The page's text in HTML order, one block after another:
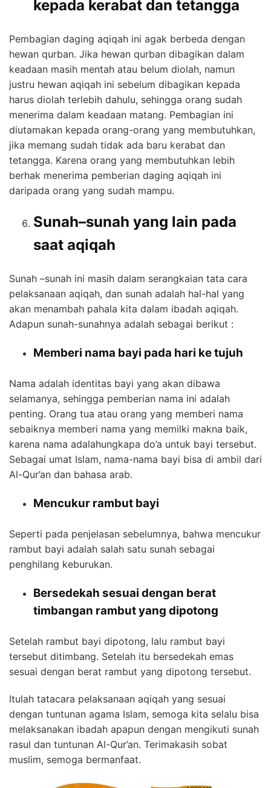
kepada kerabat dan tetangga
Pembagian daging aqiqah ini agak berbeda dengan
hewan qurban. Jika hewan qurban dibagikan dalam
keadaan masih mentah atau belum diolah, namun
justru hewan aqiqah ini sebelum dibagikan kepada
harus diolah terlebih dahulu, sehingga orang sudah
menerima dalam keadaan matang. Pembagian ini
diutamakan kepada orang-orang yang membutuhkan,
jika memang sudah tidak ada baru kerabat dan
tetangga. Karena orang yang membutuhkan lebih
berhak menerima pemberian daging aqiqah ini
daripada orang yang sudah mampu.
Sunah–sunah yang lain pada
saat aqiqah
Sunah –sunah ini masih dalam serangkaian tata cara
pelaksanaan aqiqah, dan sunah adalah hal-hal yang
akan menambah pahala kita dalam ibadah aqiqah.
Adapun sunah-sunahnya adalah sebagai berikut :
Memberi nama bayi pada hari ke tujuh
Nama adalah identitas bayi yang akan dibawa
selamanya, sehingga pemberian nama ini adalah
penting. Orang tua atau orang yang memberi nama
sebaiknya memberi nama yang memilki makna baik,
karena nama adalahungkapa do’a untuk bayi tersebut.
Sebagai umat Islam, nama-nama bayi bisa di ambil dari
Al-Qur’an dan bahasa arab.
Mencukur rambut bayi
Seperti pada penjelasan sebelumnya, bahwa mencukur
rambut bayi adalah salah satu sunah sebagai
penghilang keburukan.
Bersedekah sesuai dengan berat
timbangan rambut yang dipotong
Setelah rambut bayi dipotong, lalu rambut bayi
tersebut ditimbang. Setelah itu bersedekah emas
sesuai dengan berat rambut yang dipotong tersebut.
Itulah tatacara pelaksanaan aqiqah yang sesuai
dengan tuntunan agama Islam, semoga kita selalu bisa
melaksanakan ibadah apapun dengan mengikuti sunah
rasul dan tuntunan Al-Qur’an. Terimakasih sobat
muslim, semoga bermanfaat.